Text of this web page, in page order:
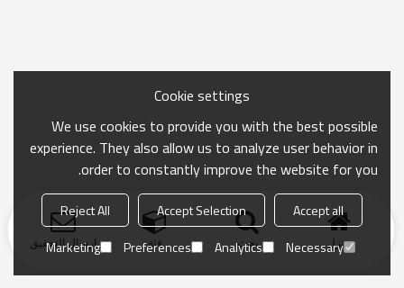
منزل بحث فئة ارسال التحقيق
Cookie settings
We use cookies to provide you with the best possible
experience. They also allow us to analyze user behavior in
order to constantly improve the website for you.
Accept all
Accept Selection
Reject All
Necessary
Analytics
Preferences
Marketing